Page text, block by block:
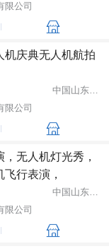
限公司
机庆典无人机航拍
中国山东省潍坊市
限公司
无人机灯光秀，
行表演，
中国山东省潍坊市
限公司